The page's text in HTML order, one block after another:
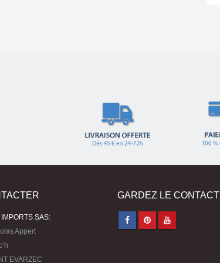
SAS:
Appert
EVARZEC
GARDEZ LE CONTACT